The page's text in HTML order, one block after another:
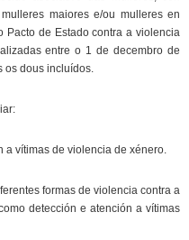
maiores e/ou mulleres en
Pacto de Estado contra a violencia
entre o 1 de decembro de
os dous incluídos.
a vítimas de violencia de xénero.
formas de violencia contra a
detección e atención a vítimas